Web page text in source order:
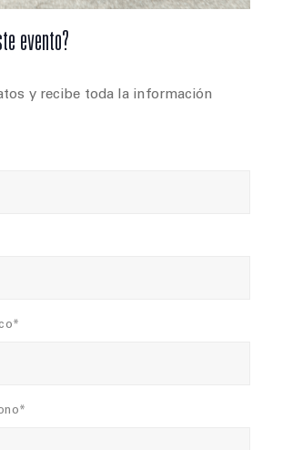
evento?
y recibe toda la información